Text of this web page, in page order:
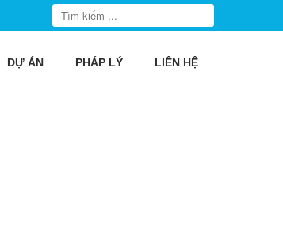
DỰ ÁN PHÁP LÝ LIÊN HỆ